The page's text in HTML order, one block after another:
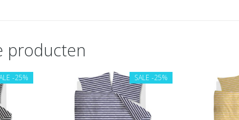
producten
-25% SALE -25%